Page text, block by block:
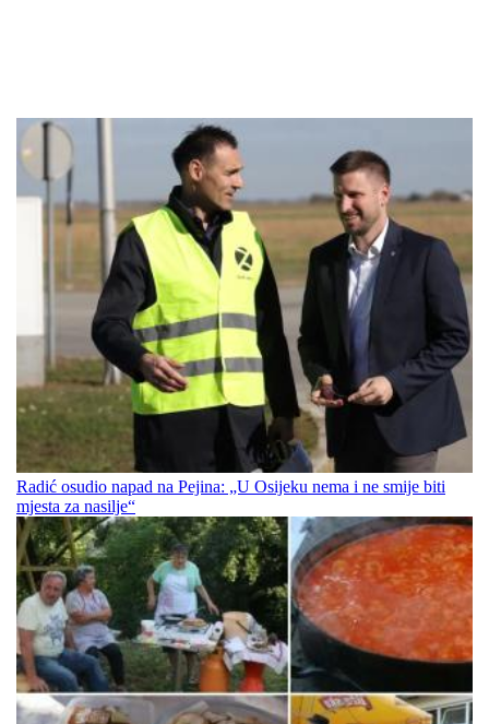
Radić osudio napad na Pejina: „U Osijeku nema i ne smije biti
mjesta za nasilje“